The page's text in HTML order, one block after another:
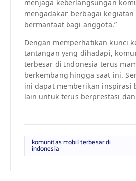
menjaga keberlangsungan
mengadakan berbagai
bermanfaat bagi anggota.”
Dengan memperhatikan kunci
tantangan yang dihadapi,
terbesar di Indonesia terus
berkembang hingga saat ini.
ini dapat memberikan inspirasi
lain untuk terus berprestasi dan
komunitas mobil terbesar di
indonesia